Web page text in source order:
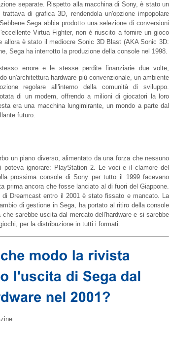
separate. Rispetto alla macchina di Sony, è stato un
di grafica 3D, rendendola un'opzione impopolare
Sega abbia prodotto una selezione di conversioni
Virtua Fighter, non è riuscito a fornire un gioco
allora è stato il mediocre Sonic 3D Blast (AKA Sonic 3D:
Sega ha interrotto la produzione della console nel 1998.
errore e le stesse perdite finanziarie due volte,
un'architettura hardware più convenzionale, un ambiente
regolare all'interno della comunità di sviluppo.
di un modem, offrendo a milioni di giocatori la loro
era una macchina lungimirante, un mondo a parte dal
futuro.
un piano diverso, alimentato da una forza che nessuno
poteva ignorare: PlayStation 2. Le voci e il clamore del
prossima console di Sony per tutto il 1999 facevano
prima ancora che fosse lanciato al di fuori del Giappone.
Dreamcast entro il 2001 è stato fissato e mancato. La
di gestione in Sega, ha portato al ritiro della console
sarebbe uscita dal mercato dell'hardware e si sarebbe
per la distribuzione in tutti i formati.